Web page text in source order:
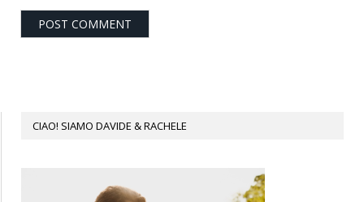
CIAO! SIAMO DAVIDE & RACHELE